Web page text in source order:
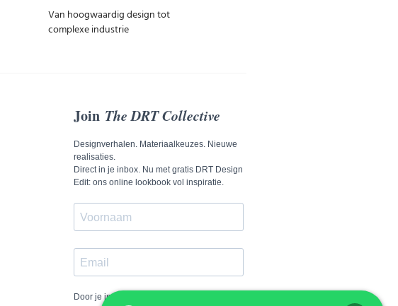
Van hoogwaardig design tot
complexe industrie